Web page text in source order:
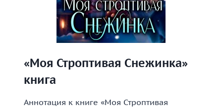
«Моя Строптивая Снежинка»
книга
Аннотация к книге «Моя Строптивая